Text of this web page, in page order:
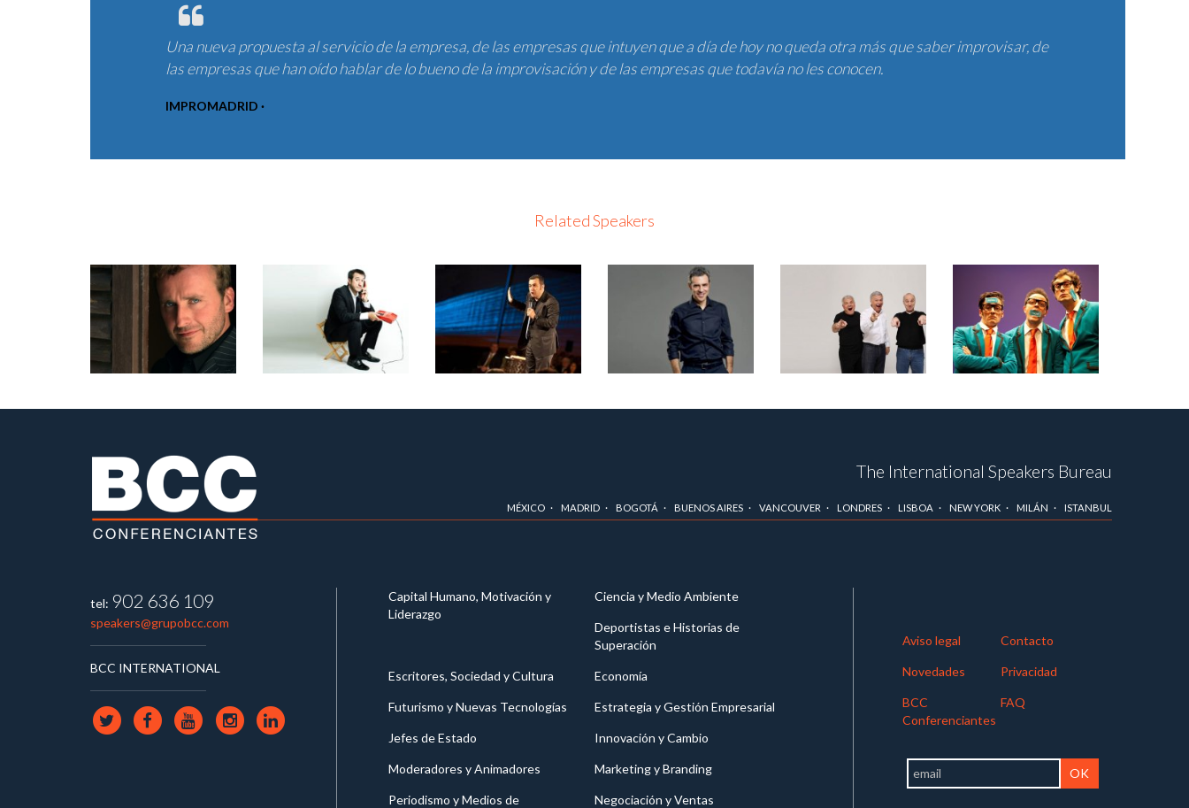
Una nueva propuesta al servicio de la empresa, de las empresas que intuyen que a día de hoy no queda otra más que saber improvisar, de
las empresas que han oído hablar de lo bueno de la improvisación y de las empresas que todavía no les conocen.
IMPROMADRID ·
Related Speakers
The International Speakers Bureau
MÉXICO MADRID BOGOTÁ BUENOS AIRES VANCOUVER LONDRES LISBOA NEW YORK MILÁN ISTANBUL
tel: 902 636 109
speakers@grupobcc.com
BCC INTERNATIONAL
Capital Humano, Motivación y
Liderazgo
Ciencia y Medio Ambiente
Deportistas e Historias de
Superación
Economía
Escritores, Sociedad y Cultura
Estrategia y Gestión Empresarial
Futurismo y Nuevas Tecnologías
Innovación y Cambio
Jefes de Estado
Marketing y Branding
Moderadores y Animadores
Negociación y Ventas
Periodismo y Medios de
Aviso legal Contacto
Novedades Privacidad
BCC
Conferenciantes
FAQ